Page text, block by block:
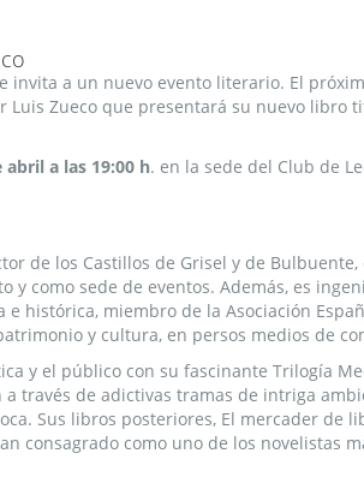
invita a un nuevo evento literario. El
Zueco que presentará su nuevo libro
abril a las 19:00 h. en la sede del Club de
de los Castillos de Grisel y de
y como sede de eventos. Además, es
histórica, miembro de la Asociación
y cultura, en persos medios de
y el público con su fascinante Trilogía
través de adictivas tramas de intriga
Sus libros posteriores, El mercader de
consagrado como uno de los novelistas